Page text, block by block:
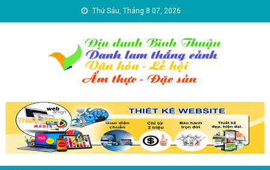
Thứ Sáu, Tháng 8 07, 2026
Địa danh Bình Thuận – Du lịch
Bình Thuận